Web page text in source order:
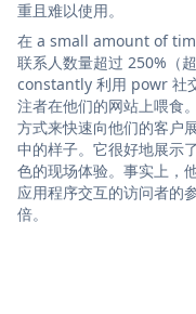
重且难以使用。
在 a small amount of
联系人数量超过 250%（
constantly 利用 powr 社
注者在他们的网站上喂
方式来快速向他们的客户
中的样子。它很好地展示
色的现场体验。事实上，
应用程序交互的访问者的
倍。